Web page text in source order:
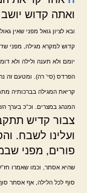
ואתה קדוש
ובא לציון גואל מפני שאין
קדוש למקרא מגילה, מפני
יומם ולא תענה ולילה ולא
הפרדס (סי' רה). ומטעם זה
קריאת המגילה בברכותיה
המנהג במצרים. וכ"כ בערך
צבור קדיש
ועלינו לשבח.
פורים, מפני
שהיא אסתר, וכמו שאמרו
סוף לכל הלילה, אף אסתר